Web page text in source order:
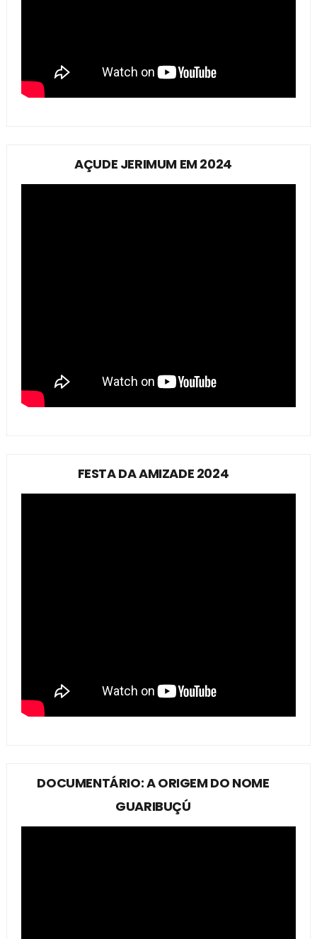
AÇUDE JERIMUM EM 2024
FESTA DA AMIZADE 2024
DOCUMENTÁRIO: A ORIGEM DO NOME
GUARIBUÇÚ